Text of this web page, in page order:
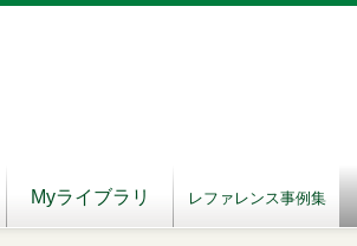
Myライブラリ レファレンス事例集